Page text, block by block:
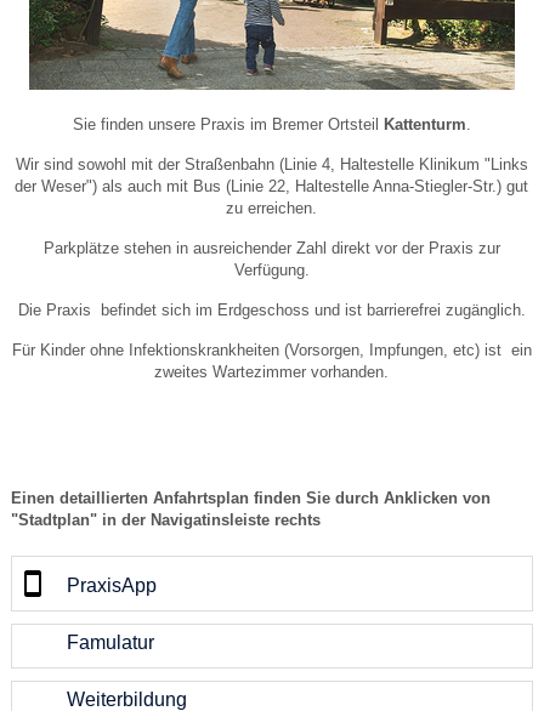
Sie finden unsere Praxis im Bremer Ortsteil Kattenturm
Wir sind sowohl mit der Straßenbahn (Linie 4, Haltestelle Klinikum "Links
der Weser") als auch mit Bus (Linie 22, Haltestelle Anna-Stiegler-Str.) gut
zu erreichen.
Parkplätze stehen in ausreichender Zahl direkt vor der Praxis zur
Verfügung.
Die Praxis befindet sich im Erdgeschoss und ist barrierefrei zugänglich.
Für Kinder ohne Infektionskrankheiten (Vorsorgen, Impfungen, etc) ist ein
zweites Wartezimmer vorhanden.
Einen detaillierten Anfahrtsplan finden Sie durch Anklicken von
"Stadtplan" in der Navigatinsleiste rechts
PraxisApp
Famulatur
Weiterbildung